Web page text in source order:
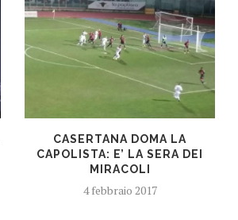
CASERTANA DOMA LA
CAPOLISTA: E’ LA SERA DEI
MIRACOLI
4 febbraio 2017